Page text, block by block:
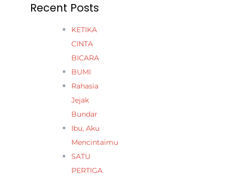
Recent Posts
KETIKA
CINTA
BICARA
BUMI
Rahasia
Jejak
Bundar
Ibu, Aku
Mencintaimu
SATU
PERTIGA